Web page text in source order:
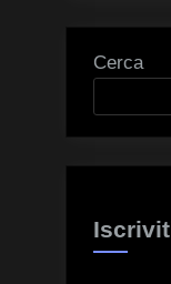
Cerca